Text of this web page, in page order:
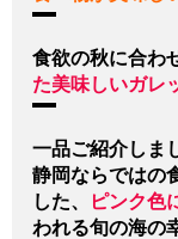
食欲の秋に合わ
た美味しいガレ
一品ご紹介しま
静岡ならではの
した、
ピンク色
われる旬の海の